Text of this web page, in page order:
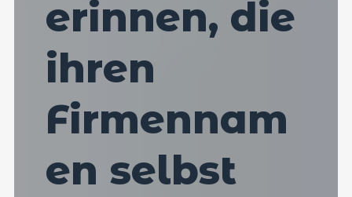
erinnen, die
ihren
Firmennam
en selbst